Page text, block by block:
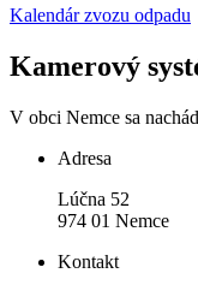
Kalendár zvozu odpadu
Kamerový
V obci Nemce sa
Adresa
Lúčna 52
974 01 Nemce
Kontakt